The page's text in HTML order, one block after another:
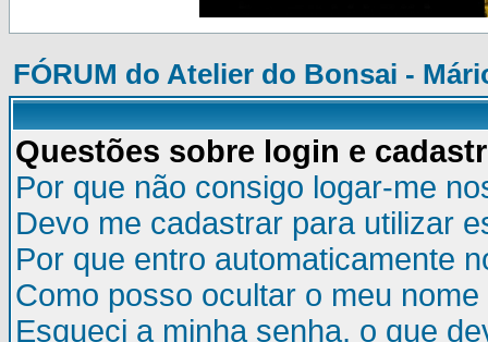
FÓRUM do Atelier do Bonsai -
Questões sobre login e
Por que não consigo logar-me
Devo me cadastrar para utilizar
Por que entro automaticamente
Como posso ocultar o meu
Esqueci a minha senha, o que